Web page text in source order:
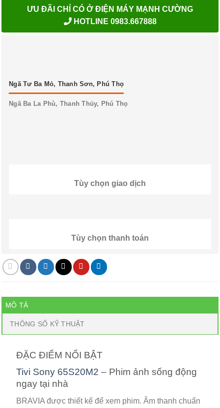
ƯU ĐÃI CHỈ CÓ Ở ĐIỆN MÁY MẠNH CƯỜNG
HOTLINE 0983.667888
Ngã Tư Ba Mỏ, Thanh Sơn, Phú Thọ
Ngã Ba La Phù, Thanh Thủy, Phú Thọ
Tùy chọn giao dịch
Tùy chọn thanh toán
MÔ TẢ
THÔNG SỐ KỸ THUẬT
ĐẶC ĐIỂM NỔI BẬT
Tivi Sony 65S20M2 – Phim ảnh sống động
ngay tại nhà
BRAVIA được thiết kế để xem phim. Âm thanh chuẩn